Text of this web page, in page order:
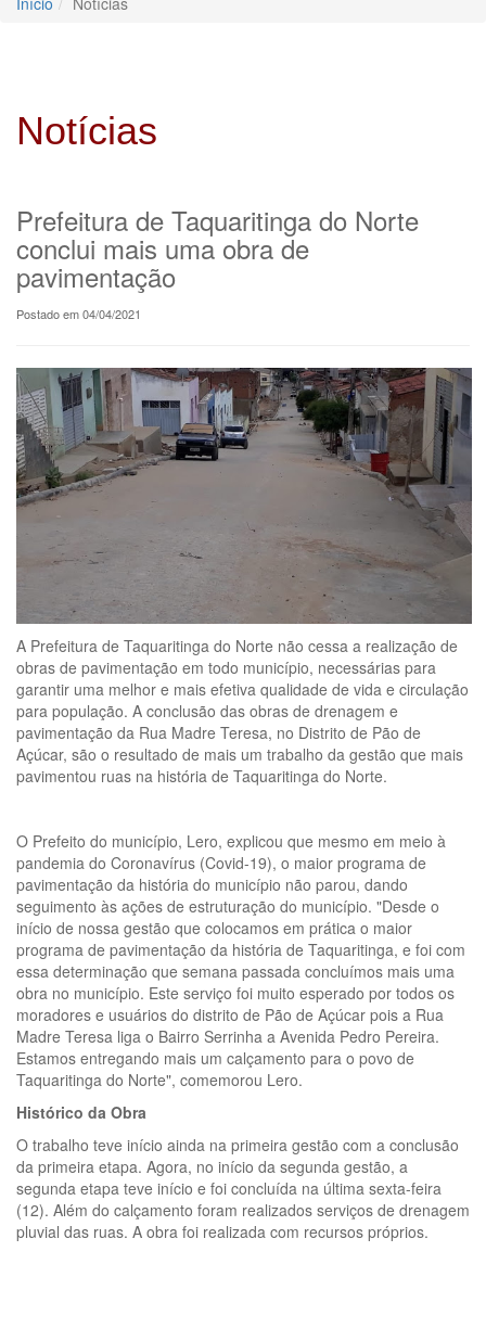
Notícias
Prefeitura de Taquaritinga do Norte
conclui mais uma obra de
pavimentação
Postado em 04/04/2021
A Prefeitura de Taquaritinga do Norte não cessa a realização de
obras de pavimentação em todo município, necessárias para
garantir uma melhor e mais efetiva qualidade de vida e circulação
para população. A conclusão das obras de drenagem e
pavimentação da Rua Madre Teresa, no Distrito de Pão de
Açúcar, são o resultado de mais um trabalho da gestão que mais
pavimentou ruas na história de Taquaritinga do Norte.
O Prefeito do município, Lero, explicou que mesmo em meio à
pandemia do Coronavírus (Covid-19), o maior programa de
pavimentação da história do município não parou, dando
seguimento às ações de estruturação do município. "Desde o
início de nossa gestão que colocamos em prática o maior
programa de pavimentação da história de Taquaritinga, e foi com
essa determinação que semana passada concluímos mais uma
obra no município. Este serviço foi muito esperado por todos os
moradores e usuários do distrito de Pão de Açúcar pois a Rua
Madre Teresa liga o Bairro Serrinha a Avenida Pedro Pereira.
Estamos entregando mais um calçamento para o povo de
Taquaritinga do Norte", comemorou Lero.
Histórico da Obra
O trabalho teve início ainda na primeira gestão com a conclusão
da primeira etapa. Agora, no início da segunda gestão, a
segunda etapa teve início e foi concluída na última sexta-feira
(12). Além do calçamento foram realizados serviços de drenagem
pluvial das ruas. A obra foi realizada com recursos próprios.